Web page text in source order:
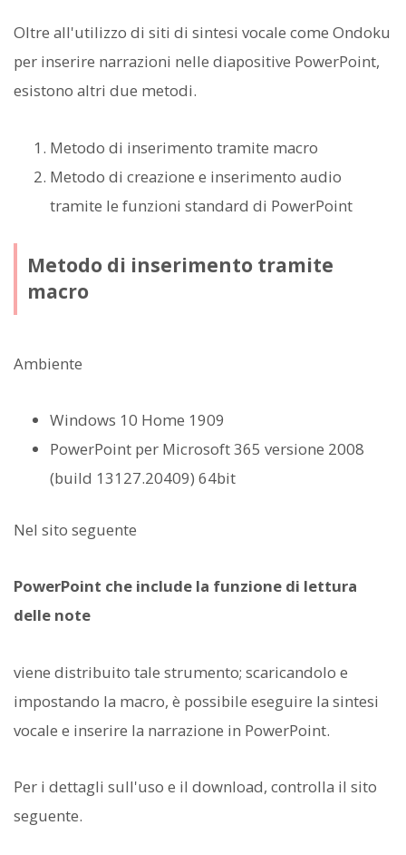
Oltre all'utilizzo di siti di sintesi vocale come Ondoku
per inserire narrazioni nelle diapositive PowerPoint,
esistono altri due metodi.
Metodo di inserimento tramite macro
Metodo di creazione e inserimento audio
tramite le funzioni standard di PowerPoint
Metodo di inserimento tramite
macro
Ambiente
Windows 10 Home 1909
PowerPoint per Microsoft 365 versione 2008
(build 13127.20409) 64bit
Nel sito seguente
PowerPoint che include la funzione di lettura
delle note
viene distribuito tale strumento; scaricandolo e
impostando la macro, è possibile eseguire la sintesi
vocale e inserire la narrazione in PowerPoint.
Per i dettagli sull'uso e il download, controlla il sito
seguente.